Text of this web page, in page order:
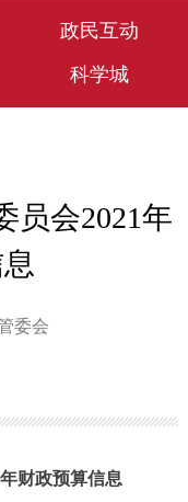
政民互动
科学城
员会2021年
委会
财政预算信息